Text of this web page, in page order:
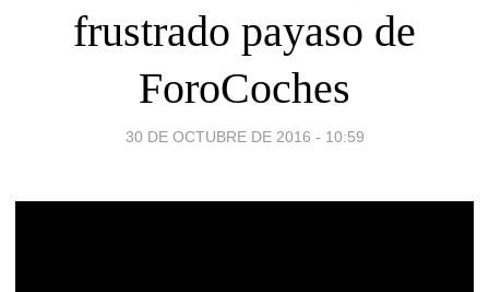
frustrado payaso de
ForoCoches
30 DE OCTUBRE DE 2016 - 10:59